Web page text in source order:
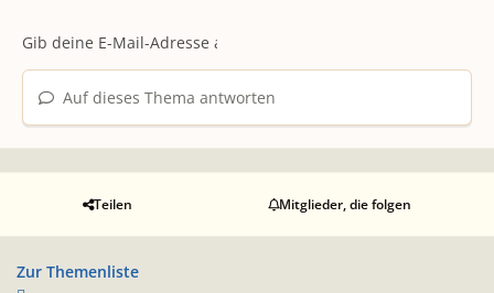
Auf dieses Thema antworten
Teilen Mitglieder, die folgen
Zur Themenliste